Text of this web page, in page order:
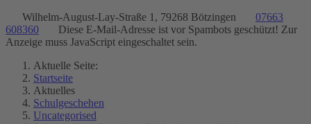
Wilhelm-August-Lay-Straße 1, 79268 Bötzingen
07663
608360
Diese E-Mail-Adresse ist vor Spambots geschützt! Zur
Anzeige muss JavaScript eingeschaltet sein.
Aktuelle Seite:
Startseite
Aktuelles
Schulgeschehen
Uncategorised